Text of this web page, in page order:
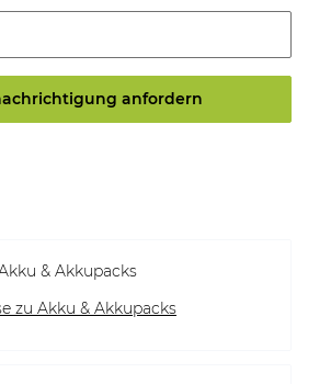
anfordern
& Akkupacks
zu Akku & Akkupacks